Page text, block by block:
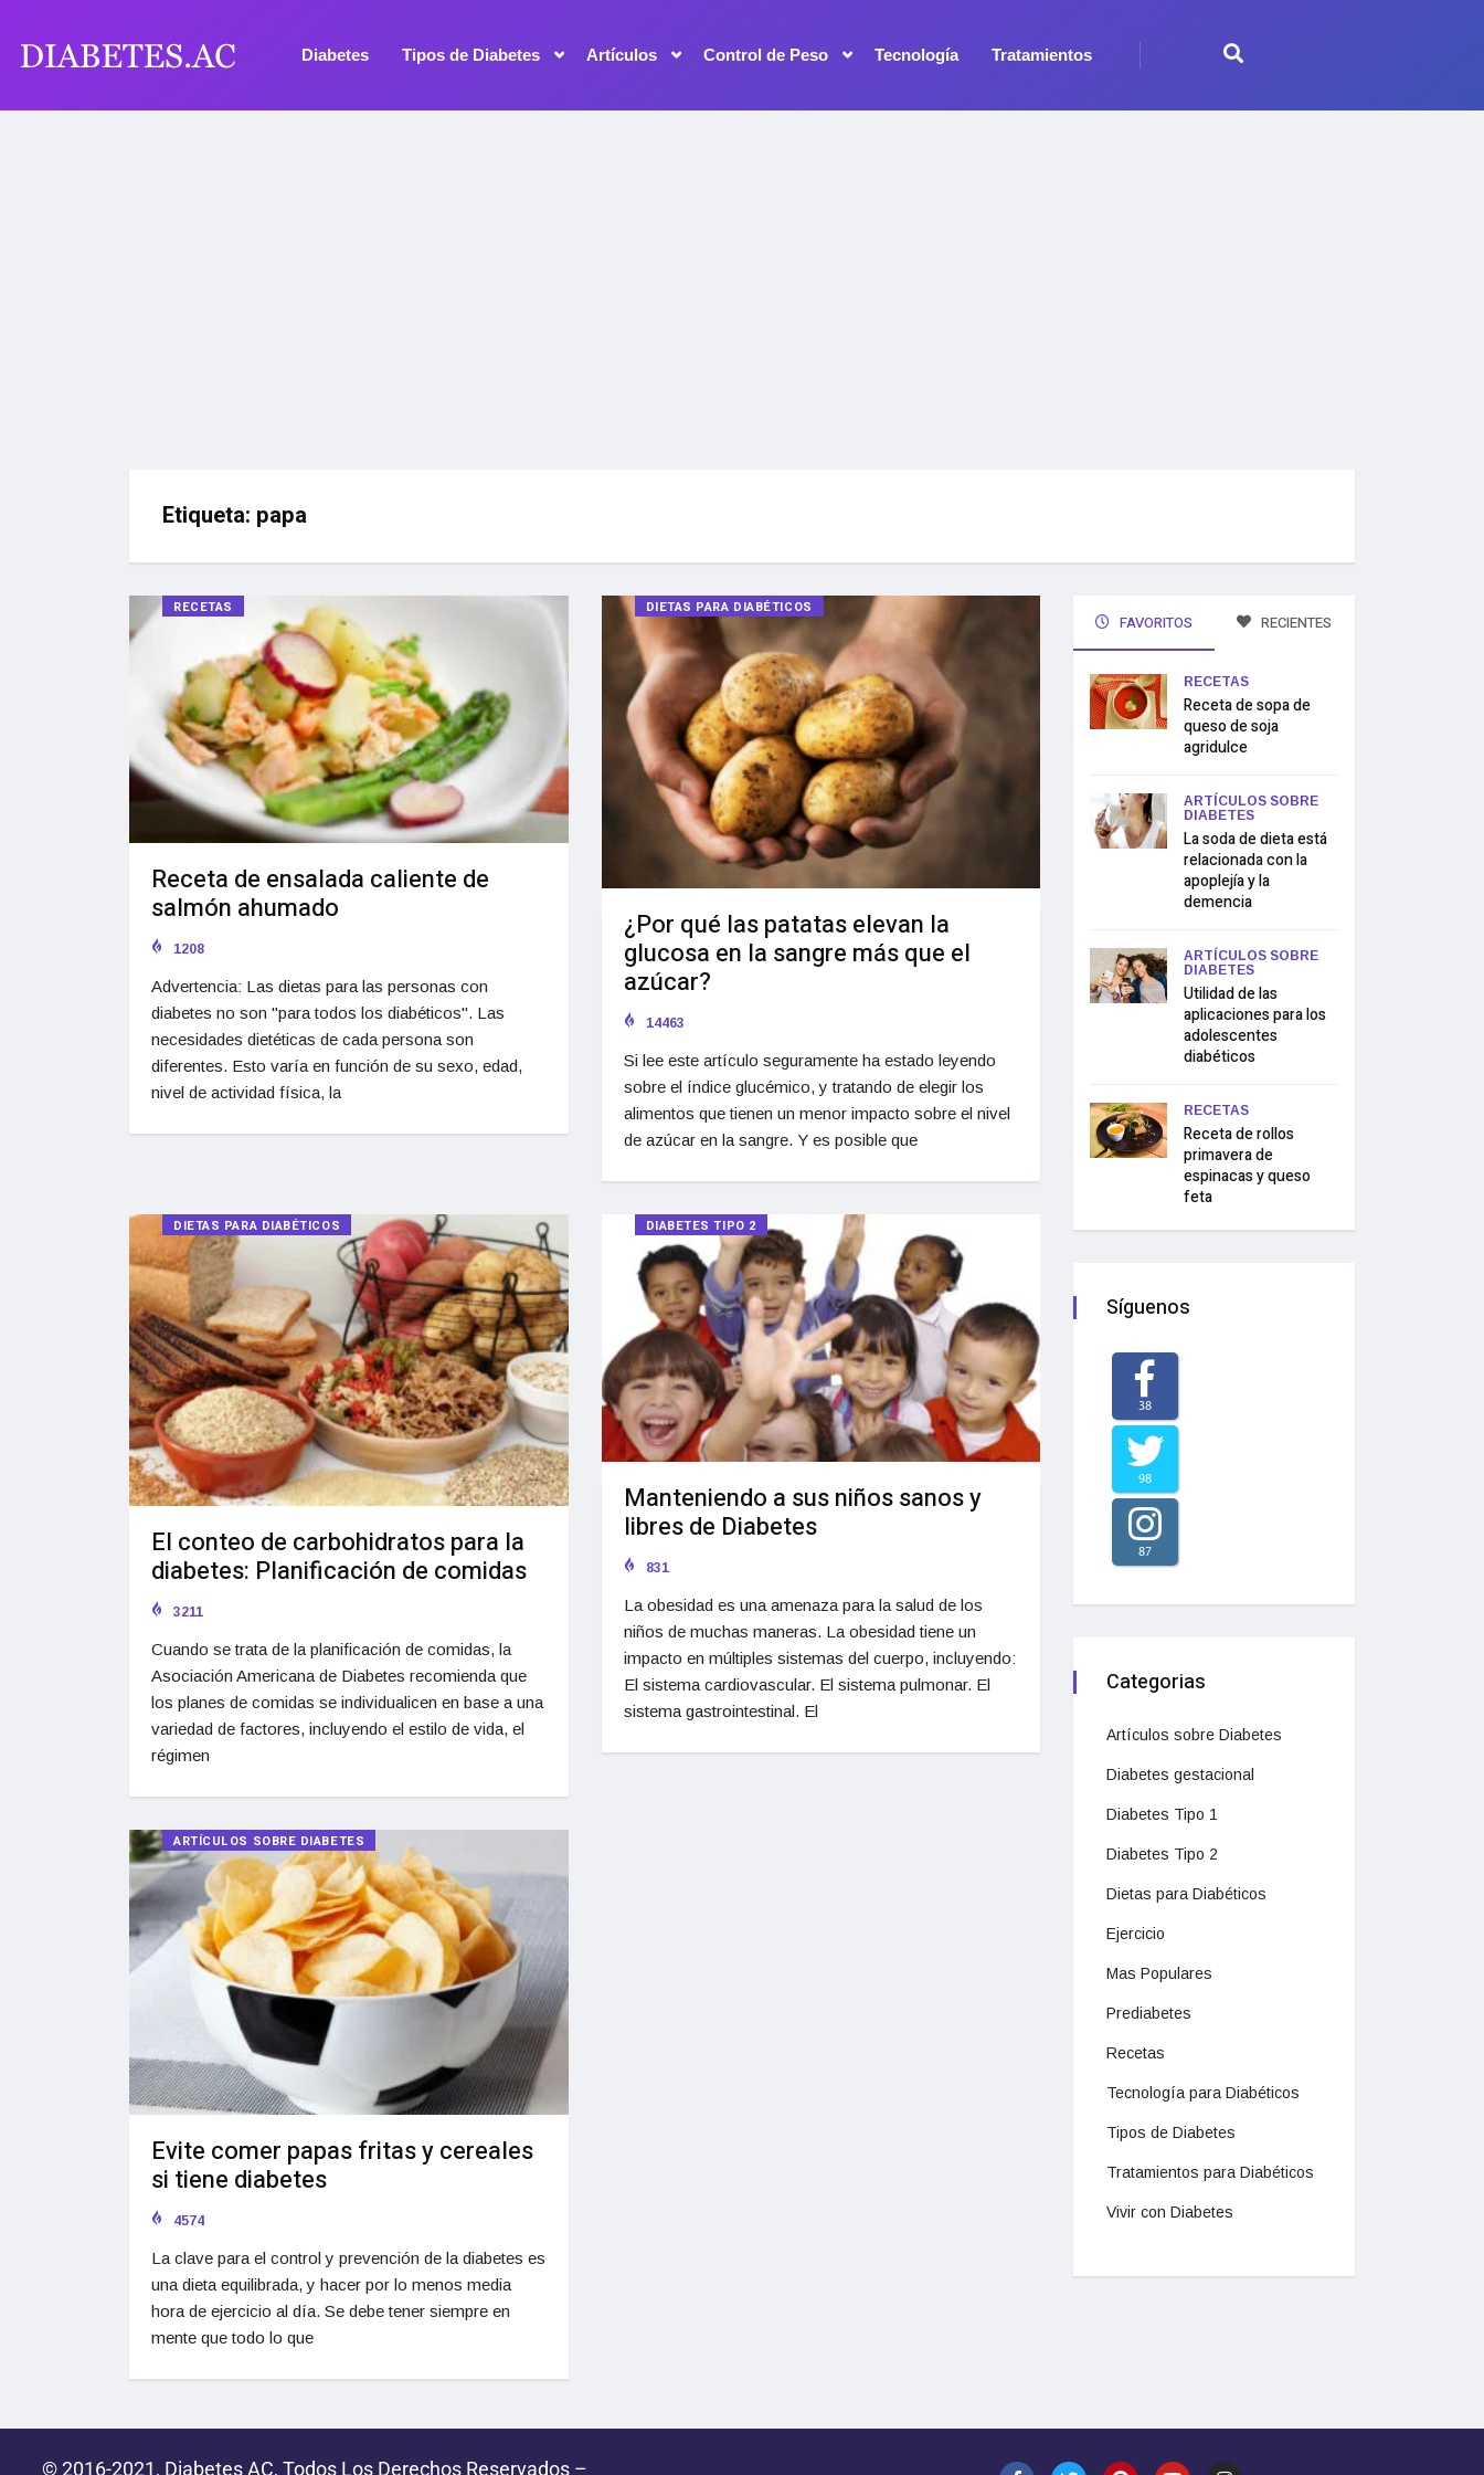
Diabetes Tipos de Diabetes Artículos Control de Peso Tecnología Tratamientos
Etiqueta: papa
RECETAS
Receta de ensalada caliente de
salmón ahumado
1208
Advertencia: Las dietas para las personas con
diabetes no son "para todos los diabéticos". Las
necesidades dietéticas de cada persona son
diferentes. Esto varía en función de su sexo, edad,
nivel de actividad física, la
DIETAS PARA DIABÉTICOS
¿Por qué las patatas elevan la
glucosa en la sangre más que el
azúcar?
14463
Si lee este artículo seguramente ha estado leyendo
sobre el índice glucémico, y tratando de elegir los
alimentos que tienen un menor impacto sobre el nivel
de azúcar en la sangre. Y es posible que
DIETAS PARA DIABÉTICOS
El conteo de carbohidratos para la
diabetes: Planificación de comidas
3211
Cuando se trata de la planificación de comidas, la
Asociación Americana de Diabetes recomienda que
los planes de comidas se individualicen en base a una
variedad de factores, incluyendo el estilo de vida, el
régimen
DIABETES TIPO 2
Manteniendo a sus niños sanos y
libres de Diabetes
831
La obesidad es una amenaza para la salud de los
niños de muchas maneras. La obesidad tiene un
impacto en múltiples sistemas del cuerpo, incluyendo:
El sistema cardiovascular. El sistema pulmonar. El
sistema gastrointestinal. El
ARTÍCULOS SOBRE DIABETES
Evite comer papas fritas y cereales
si tiene diabetes
4574
La clave para el control y prevención de la diabetes es
una dieta equilibrada, y hacer por lo menos media
hora de ejercicio al día. Se debe tener siempre en
mente que todo lo que
FAVORITOS RECIENTES
RECETAS
Receta de sopa de
queso de soja
agridulce
ARTÍCULOS SOBRE
DIABETES
La soda de dieta está
relacionada con la
apoplejía y la
demencia
ARTÍCULOS SOBRE
DIABETES
Utilidad de las
aplicaciones para los
adolescentes
diabéticos
RECETAS
Receta de rollos
primavera de
espinacas y queso
feta
Síguenos
38
98
87
Categorias
Artículos sobre Diabetes
Diabetes gestacional
Diabetes Tipo 1
Diabetes Tipo 2
Dietas para Diabéticos
Ejercicio
Mas Populares
Prediabetes
Recetas
Tecnología para Diabéticos
Tipos de Diabetes
Tratamientos para Diabéticos
Vivir con Diabetes
© 2016-2021, Diabetes AC, Todos Los Derechos Reservados –